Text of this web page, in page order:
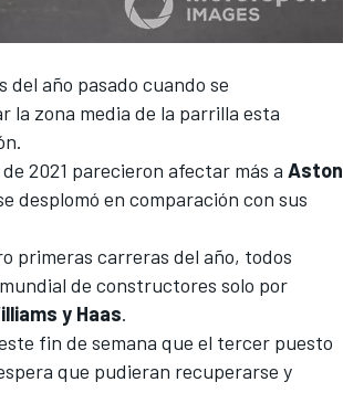
año pasado cuando se
la zona media de la parrilla esta
2021 parecieron afectar más a Aston
desplomó en comparación con sus
primeras carreras del año, todos
de constructores solo por
y Haas.
fin de semana que el tercer puesto
que pudieran recuperarse y